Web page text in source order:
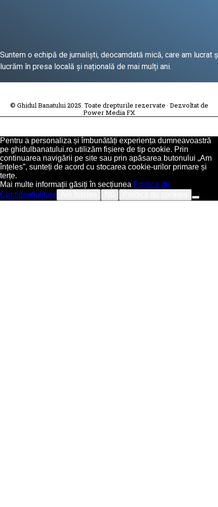
Suntem o echipă de jurnaliști, deocamdată mică, care am lucrat
lucrăm în presa locală și națională de mai mulți ani.
DESPRE PROIECT
© Ghidul Banatului 2025. Toate drepturile rezervate · Dezvoltat de
Power Media FX
Pentru a personaliza și îmbunătăți experiența dumneavoastră
pe ghidulbanatului.ro utilizăm fișiere de tip cookie. Prin
continuarea navigării pe site sau prin apăsarea butonului „Am
înțeles”, sunteți de acord cu stocarea cookie-urilor primare și
terțe.
Mai multe informații găsiți în secțiunea Politica de
Confidențialitate